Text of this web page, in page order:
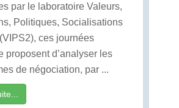
par le laboratoire Valeurs,
Politiques, Socialisations
ces journées
proposent d’analyser les
de négociation, par ...